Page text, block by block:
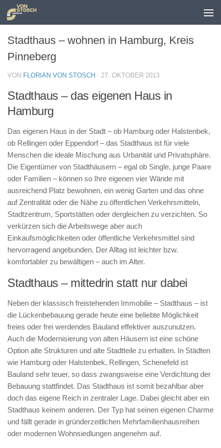
Zum Inhalt springen
Stadthaus – wohnen in Hamburg, Kreis
Pinneberg
VON FLORIAN VON STOSCH · 27. OKTOBER 2013
Stadthaus – das eigenen Haus in
Hamburg
Das eigenen Haus in der Stadt – ob Hamburg oder Halstenbek,
ob Rellingen oder Eppendorf – das Stadthaus ist für viele
Menschen die ideale Mischung aus Urbanität und Privatsphäre.
Die Eigentümer von Stadthäusern – egal ob Single, junge Paare
oder Familien – können so Ihre eigenen vier Wände mit
ausreichend Platz bewohnen, ein wenig Garten und das ohne
auf Zentralität oder die Nähe zu öffentlichen Verkehrsmitteln,
Stadtzentrum, Sportstätten oder dergleichen zu verzichten. So
verkürzen sich die Arbeitswege aber auch
Einkaufsmöglichkeiten oder öffentliche Verkehrsmittel sind
hervorragend angebunden. Der Alltag ist leichter bzw.
komfortabler zu bewältigen – auch im Alter.
Stadthaus – mittedrin statt nur dabei
Neben der klassisch freistehenden Immobilie – Stadthaus – ist
die Lückenbebauung gerade heute eine beliebte Möglichkeit
freies oder frei werdendes Bauland effektiver auszunutzen.
Auch die Modernisierung von alten Häusern ist eine schöne
Option alte Strukturen und alte Stadtteile zu erhalten. In Städten
wie Hamburg oder Halstenbek, Rellingen, Schenefeld ist
Bauland sehr teuer, so dass zwangsweise eine Verdichtung der
Bebauung stattfindet. Das Stadthaus ist somit bezahlbar aber
doch das eigene Reich in zentraler Lage. Dabei gleicht aber ein
Stadthaus keinem anderen. Der Typ hat seinen eigenen Charme
und fällt gerade in gründerzeitlichen Mehrfamilienhausreihen
oder modernen Wohnsiedlungen angenehm auf.